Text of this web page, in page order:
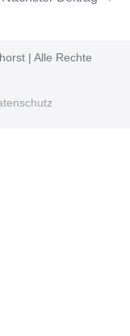
| Alle Rechte